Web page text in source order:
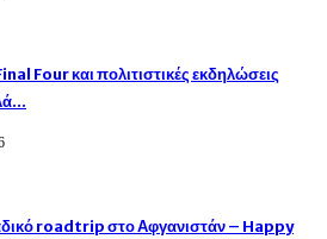
Four και πολιτιστικές εκδηλώσεις
roadtrip στο Αφγανιστάν – Happy